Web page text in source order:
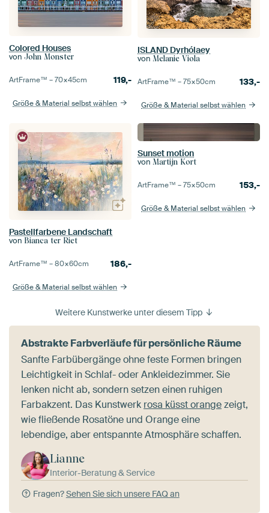
Colored Houses
von John Monster
ArtFrame™ –70×45cm 119,-
Größe & Material selbst wählen
ISLAND Dyrhólaey
von Melanie Viola
ArtFrame™ –75×50cm 133,-
Größe & Material selbst wählen
Pastellfarbene Landschaft
von Bianca ter Riet
ArtFrame™ –80×60cm 186,-
Größe & Material selbst wählen
Sunset motion
von Martijn Kort
ArtFrame™ –75×50cm 153,-
Größe & Material selbst wählen
Weitere Kunstwerke unter diesem Tipp
Abstrakte Farbverläufe für persönliche Räume
Sanfte Farbübergänge ohne feste Formen bringen
Leichtigkeit in Schlaf- oder Ankleidezimmer. Sie
lenken nicht ab, sondern setzen einen ruhigen
Farbakzent. Das Kunstwerk rosa küsst orangezeigt,
wie fließende Rosatöne und Orange eine
lebendige, aber entspannte Atmosphäre schaffen.
Lianne
Interior-Beratung & Service
Fragen?Sehen Sie sich unsere FAQ an